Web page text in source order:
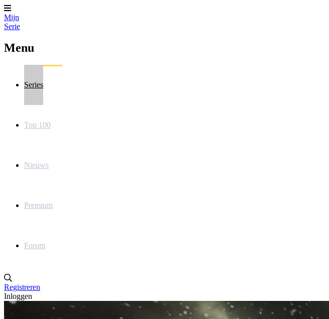
Mijn
Serie
Menu
Series
Top 100
Nieuws
Premium
Forum
Registreren
Inloggen